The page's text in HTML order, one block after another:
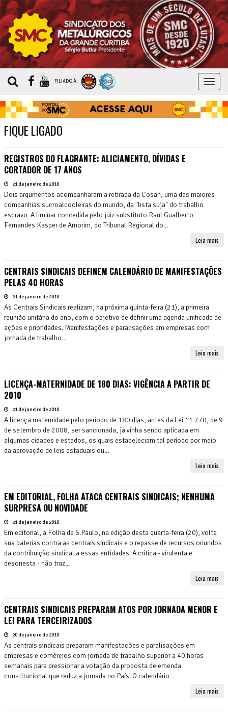
MENU
FILIADO À:
FIQUE LIGADO
REGISTROS DO FLAGRANTE: ALICIAMENTO, DÍVIDAS E
CORTADOR DE 17 ANOS
21 de janeiro de 2010
Dois argumentos acompanharam a retirada da Cosan, uma das maiores
companhias sucroalcooleiras do mundo, da "lista suja" do trabalho
escravo. A liminar concedida pelo juiz substituto Raul Gualberto
Fernandes Kasper de Amorim, do Tribunal Regional do...
Leia mais
CENTRAIS SINDICAIS DEFINEM CALENDÁRIO DE MANIFESTAÇÕES
PELAS 40 HORAS
21 de janeiro de 2010
As Centrais Sindicais realizam, na próxima quinta-feira (21), a primeira
reunião unitária do ano, com o objetivo de definir uma agenda unificada de
ações e prioridades. Manifestações e paralisações em empresas com
jornada de trabalho...
Leia mais
LICENÇA-MATERNIDADE DE 180 DIAS: VIGÊNCIA A PARTIR DE
2010
21 de janeiro de 2010
A licença maternidade pelo período de 180 dias, antes da Lei 11.770, de 9
de setembro de 2008, ser sancionada, já vinha sendo aplicada em
algumas cidades e estados, os quais estabeleciam tal período por meio
da aprovação de leis estaduais ou...
Leia mais
EM EDITORIAL, FOLHA ATACA CENTRAIS SINDICAIS; NENHUMA
SURPRESA OU NOVIDADE
21 de janeiro de 2010
Em editorial, a Folha de S.Paulo, na edição desta quarta-feira (20), volta
sua baterias contra as centrais sindicais e o repasse de recursos oriundos
da contribuição sindical a essas entidades. A crítica - virulenta e
desonesta - não traz...
Leia mais
CENTRAIS SINDICAIS PREPARAM ATOS POR JORNADA MENOR E
LEI PARA TERCEIRIZADOS
20 de janeiro de 2010
As centrais sindicais preparam manifestações e paralisações em
empresas e comércios com jornada de trabalho superior a 40 horas
semanais para pressionar a votação da proposta de emenda
constitucional que reduz a jornada no País. O calendário...
Leia mais